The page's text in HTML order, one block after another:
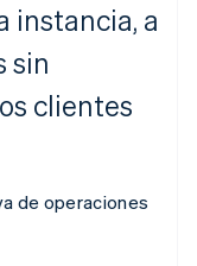
instancia, a
sin
clientes
de operaciones